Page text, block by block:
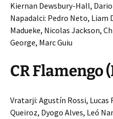
Kiernan Dewsbury-Hall,
Napadalci: Pedro Neto, Liam
Madueke, Nicolas Jackson,
George, Marc Guiu
CR Flamengo
Vratarji: Agustín Rossi, Lucas
Queiroz, Dyogo Alves, Leó